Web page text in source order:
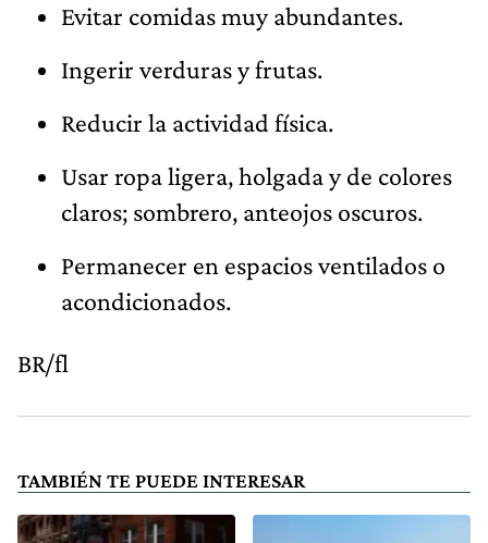
Evitar comidas muy abundantes.
Ingerir verduras y frutas.
Reducir la actividad física.
Usar ropa ligera, holgada y de colores
claros; sombrero, anteojos oscuros.
Permanecer en espacios ventilados o
acondicionados.
BR/fl
TAMBIÉN TE PUEDE INTERESAR